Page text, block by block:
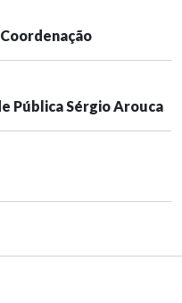
Pública Sérgio Arouca